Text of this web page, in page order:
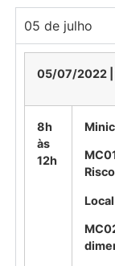
05 de julho
05/07/2022
8h
às
12h